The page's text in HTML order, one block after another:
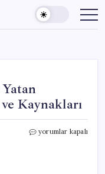
Kaynakları
Unutkanlığın
yorumlar kapalı